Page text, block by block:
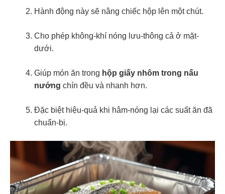
Hành động này sẽ nâng chiếc hộp lên một chút.
Cho phép không-khí nóng lưu-thông cả ở mặt-
dưới.
Giúp món ăn trong hộp giấy nhôm trong nấu
nướng chín đều và nhanh hơn.
Đặc biệt hiệu-quả khi hâm-nóng lại các suất ăn đã
chuẩn-bị.